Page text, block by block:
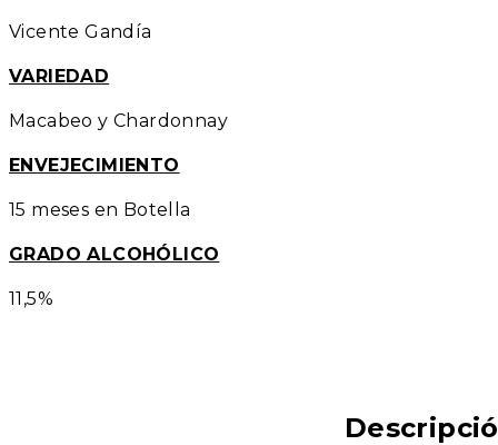
Vicente Gandía
VARIEDAD
Macabeo y Chardonnay
ENVEJECIMIENTO
15 meses en Botella
GRADO ALCOHÓLICO
11,5%